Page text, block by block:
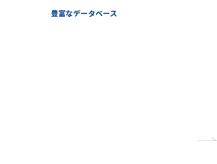
豊富なデータベース